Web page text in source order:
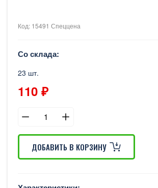
Код: 15491 Спеццена
Со склада:
23 шт.
110 ₽
ДОБАВИТЬ В КОРЗИНУ